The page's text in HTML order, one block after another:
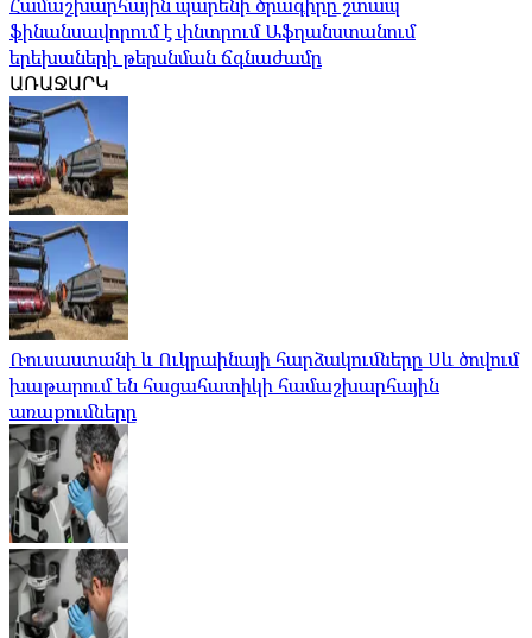
ֆինանսավորում է փնտրում Աֆղանստանում
երեխաների թերսնման ճգնաժամը
ԱՌԱՋԱՐԿ
Ռուսաստանի և Ուկրաինայի հարձակումները Սև ծովում
խաթարում են հացահատիկի համաշխարհային
առաքումները